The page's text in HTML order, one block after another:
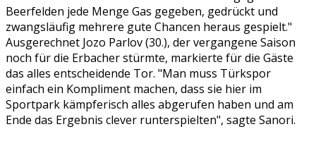
Beerfelden jede Menge Gas gegeben, gedrückt und
zwangsläufig mehrere gute Chancen heraus gespielt."
Ausgerechnet Jozo Parlov (30.), der vergangene Saison
noch für die Erbacher stürmte, markierte für die Gäste
das alles entscheidende Tor. "Man muss Türkspor
einfach ein Kompliment machen, dass sie hier im
Sportpark kämpferisch alles abgerufen haben und am
Ende das Ergebnis clever runterspielten", sagte Sanori.